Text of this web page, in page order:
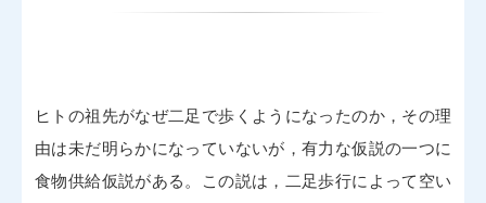
ヒトの祖先がなぜ二足で歩くようになったのか，その理
由は未だ明らかになっていないが，有力な仮説の一つに
食物供給仮説がある。この説は，二足歩行によって空い